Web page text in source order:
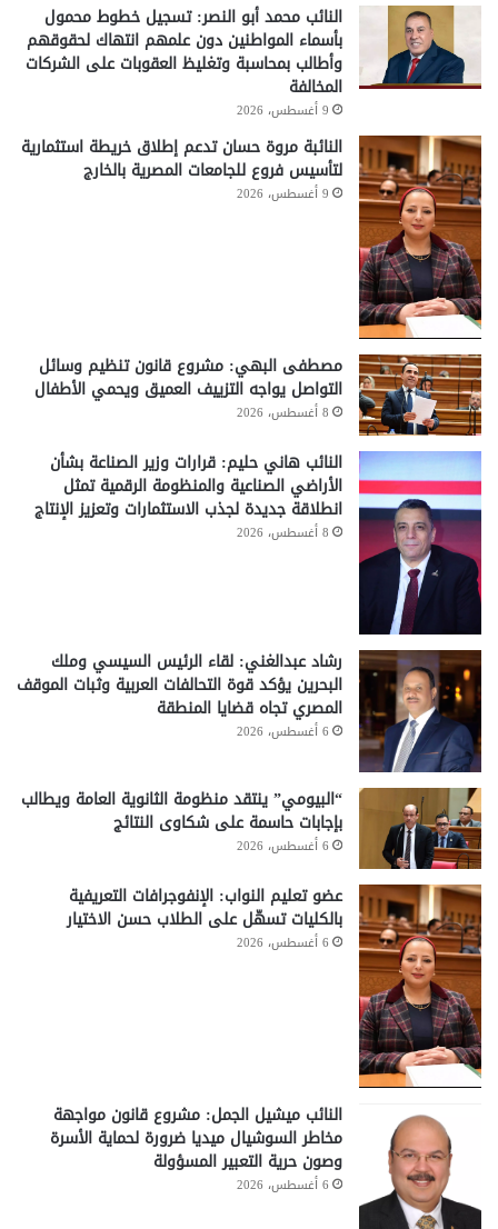
النائب محمد أبو النصر: تسجيل خطوط محمول
بأسماء المواطنين دون علمهم انتهاك لحقوقهم
وأطالب بمحاسبة وتغليظ العقوبات على الشركات
المخالفة
9 أغسطس، 2026
النائبة مروة حسان تدعم إطلاق خريطة استثمارية
لتأسيس فروع للجامعات المصرية بالخارج
9 أغسطس، 2026
مصطفى البهي: مشروع قانون تنظيم وسائل
التواصل يواجه التزييف العميق ويحمي الأطفال
8 أغسطس، 2026
النائب هاني حليم: قرارات وزير الصناعة بشأن
الأراضي الصناعية والمنظومة الرقمية تمثل
انطلاقة جديدة لجذب الاستثمارات وتعزيز الإنتاج
8 أغسطس، 2026
رشاد عبدالغني: لقاء الرئيس السيسي وملك
البحرين يؤكد قوة التحالفات العربية وثبات الموقف
المصري تجاه قضايا المنطقة
6 أغسطس، 2026
“البيومي” ينتقد منظومة الثانوية العامة ويطالب
بإجابات حاسمة على شكاوى النتائج
6 أغسطس، 2026
عضو تعليم النواب: الإنفوجرافات التعريفية
بالكليات تسهّل على الطلاب حسن الاختيار
6 أغسطس، 2026
النائب ميشيل الجمل: مشروع قانون مواجهة
مخاطر السوشيال ميديا ضرورة لحماية الأسرة
وصون حرية التعبير المسؤولة
6 أغسطس، 2026